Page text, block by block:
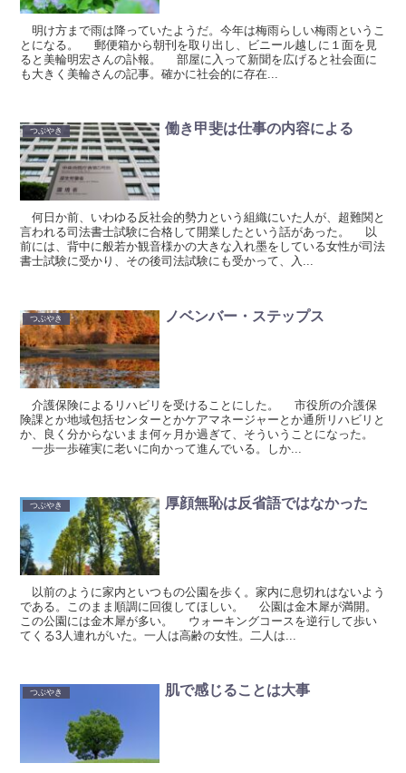
明け方まで雨は降っていたようだ。今年は梅雨らしい梅雨というこ
とになる。 郵便箱から朝刊を取り出し、ビニール越しに１面を見
ると美輪明宏さんの訃報。 部屋に入って新聞を広げると社会面に
も大きく美輪さんの記事。確かに社会的に存在...
つぶやき 働き甲斐は仕事の内容による
何日か前、いわゆる反社会的勢力という組織にいた人が、超難関と
言われる司法書士試験に合格して開業したという話があった。 以
前には、背中に般若か観音様かの大きな入れ墨をしている女性が司法
書士試験に受かり、その後司法試験にも受かって、入...
つぶやき ノベンバー・ステップス
介護保険によるリハビリを受けることにした。 市役所の介護保
険課とか地域包括センターとかケアマネージャーとか通所リハビリと
か、良く分からないまま何ヶ月か過ぎて、そういうことになった。
一歩一歩確実に老いに向かって進んでいる。しか...
つぶやき 厚顔無恥は反省語ではなかった
以前のように家内といつもの公園を歩く。家内に息切れはないよう
である。このまま順調に回復してほしい。 公園は金木犀が満開。
この公園には金木犀が多い。 ウォーキングコースを逆行して歩い
てくる3人連れがいた。一人は高齢の女性。二人は...
つぶやき 肌で感じることは大事